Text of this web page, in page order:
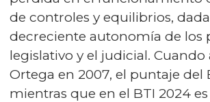
de controles y equilibrios,
decreciente autonomía de los
legislativo y el judicial. Cuando
Ortega en 2007, el puntaje del
mientras que en el BTI 2024